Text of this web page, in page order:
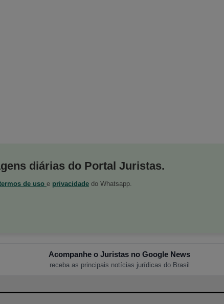
diárias do Portal Juristas.
de uso e privacidade do Whatsapp.
Acompanhe o Juristas no Google News
receba as principais notícias jurídicas do Brasil